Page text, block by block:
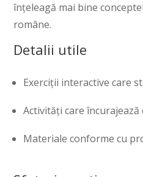
înțeleagă mai bine
române.
Detalii utile
Exerciții interactive care
Activități care
Materiale conforme cu